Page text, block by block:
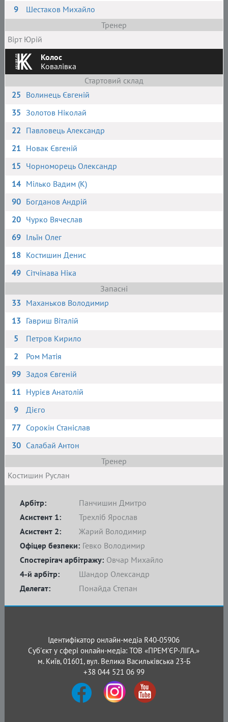
9
Шестаков Михайло
Тренер
Вірт Юрій
Колос
Ковалівка
Стартовий склад
25 Волинець Євгеній
35 Золотов Ніколай
22 Павловець Александр
21 Новак Євгеній
15 Чорноморець Олександр
14 Мілько Вадим (К)
90 Богданов Андрій
20 Чурко Вячеслав
69 Ільїн Олег
18 Костишин Денис
49 Сітчінава Ніка
Запасні
33 Маханьков Володимир
13 Гавриш Віталій
5
Петров Кирило
2
Ром Матія
99 Задоя Євгеній
11 Нурієв Анатолій
9
Дієго
77 Сорокін Станіслав
30 Салабай Антон
Тренер
Костишин Руслан
Арбітр:
Панчишин Дмитро
Асистент 1:
Трехліб Ярослав
Асистент 2:
Жарий Володимир
4-й арбітр:
Шандор Олександр
Делегат:
Понайда Степан
Спостерігач арбітражу: Овчар Михайло
Офіцер безпеки: Гевко Володимир
Ідентифікатор онлайн-медіа R40-05906
Суб'єкт у сфері онлайн-медіа: ТОВ «ПРЕМ’ЄР-ЛІГА.»
м. Київ, 01601, вул. Велика Васильківська 23-Б
+38 044 521 06 99